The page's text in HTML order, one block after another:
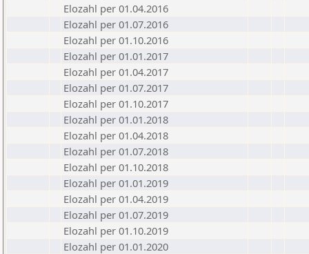
Elozahl per 01.04.2016
Elozahl per 01.07.2016
Elozahl per 01.10.2016
Elozahl per 01.01.2017
Elozahl per 01.04.2017
Elozahl per 01.07.2017
Elozahl per 01.10.2017
Elozahl per 01.01.2018
Elozahl per 01.04.2018
Elozahl per 01.07.2018
Elozahl per 01.10.2018
Elozahl per 01.01.2019
Elozahl per 01.04.2019
Elozahl per 01.07.2019
Elozahl per 01.10.2019
Elozahl per 01.01.2020